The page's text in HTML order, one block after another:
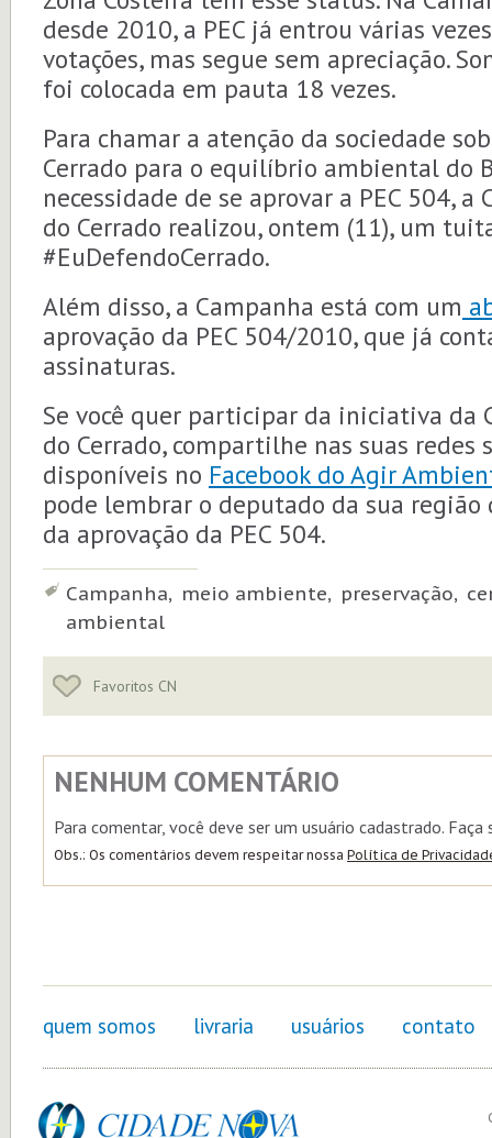
desde 2010, a PEC já entrou várias
votações, mas segue sem apreciação.
foi colocada em pauta 18 vezes.
Para chamar a atenção da sociedade
Cerrado para o equilíbrio ambiental do
necessidade de se aprovar a PEC 504, a
do Cerrado realizou, ontem (11), um
#EuDefendoCerrado.
Além disso, a Campanha está com um
aprovação da PEC 504/2010, que já
assinaturas.
Se você quer participar da iniciativa da
do Cerrado, compartilhe nas suas redes
disponíveis no Facebook do Agir
pode lembrar o deputado da sua
da aprovação da PEC 504.
Tags:Campanha, meio ambiente, preservação,
ambiental
Favoritos CN
NENHUM COMENTÁRIO
Para comentar, você deve ser um usuário cadastrado. Faça
Obs.: Os comentários devem respeitar nossa Política de
quem somos livraria usuários contato